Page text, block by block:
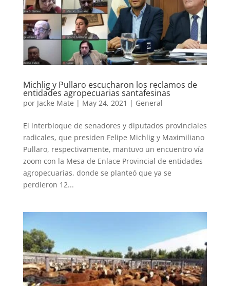
Michlig y Pullaro escucharon los reclamos de
entidades agropecuarias santafesinas
por Jacke Mate | May 24, 2021 | General
El interbloque de senadores y diputados provinciales
radicales, que presiden Felipe Michlig y Maximiliano
Pullaro, respectivamente, mantuvo un encuentro vía
zoom con la Mesa de Enlace Provincial de entidades
agropecuarias, donde se planteó que ya se
perdieron 12...